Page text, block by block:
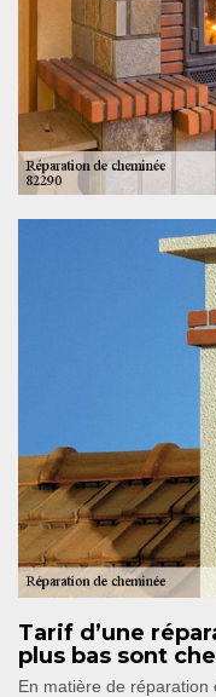
Tarif d’une
plus bas sont
En matière de réparation